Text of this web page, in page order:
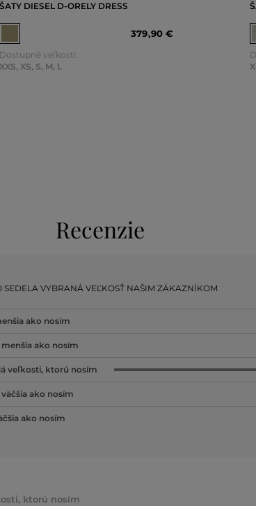
ŠATY DIESEL D-ORELY DRESS
379,90 €
Dostupné veľkosti:
XXS, XS, S, M, L
Recenzie
SEDELA VYBRANÁ VEĽKOSŤ NAŠIM ZÁKAZNÍKOM
ako nosím
ako nosím
veľkosti, ktorú nosím
ako nosím
ako nosím
ktorú nosím